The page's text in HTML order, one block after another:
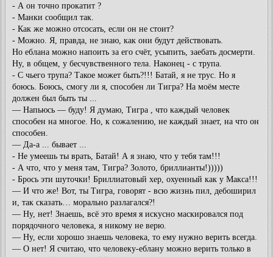
- А он точно прокатит ?
- Манки сообщил так.
- Как же можно отсосать, если он не стоит?
- Можно. Я, правда, не знаю, как они будут действовать.
Но еблана можно напоить за его счёт, усыпить, заебать досмерти.
Ну, в общем, у бесчувственного тела. Наконец - с трупа.
- С чьего трупа? Такое может быть?!!! Батай, я не трус. Но я
боюсь. Боюсь, смогу ли я, способен ли Тигра? На моём месте
должен был быть ты ...
— Напьюсь — буду! Я думаю, Тигра , что каждый человек
способен на многое. Но, к сожалению, не каждый знает, на что он
способен.
— Да-а ... бывает ...
- Не умеешь ты врать, Батай! А я знаю, что у тебя там!!!
- А что, что у меня там, Тигра? Золото, бриллианты!)))))
- Брось эти шуточки! Бриллиатовый хер, охуенный как у Макса!!!
— И что же! Вот, ты Тигра, говорят - всю жизнь пил, дебоширил
и, так сказать… морально разлагался?!
— Ну, нет! Знаешь, всё это время я искусно маскировался под
порядочного человека, я никому не верю.
— Ну, если хорошо знаешь человека, то ему нужно верить всегда.
— О нет! Я считаю, что человеку-еблану можно верить только в